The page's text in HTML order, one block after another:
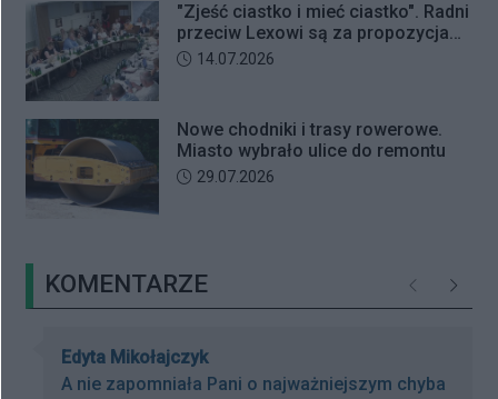
"Zjeść ciastko i mieć ciastko". Radni
przeciw Lexowi są za propozycjami
deweloperów?
Data dodania artykułu:
14.07.2026
Nowe chodniki i trasy rowerowe.
Miasto wybrało ulice do remontu
Data dodania artykułu:
29.07.2026
KOMENTARZE Poprzednie
Autor komentarza:
Edyta Mikołajczyk
Treść komentarza:
A nie zapomniała Pani o najważniejszym chyba